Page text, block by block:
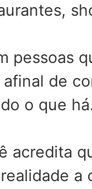
pessoas
de
o que há.
acredita